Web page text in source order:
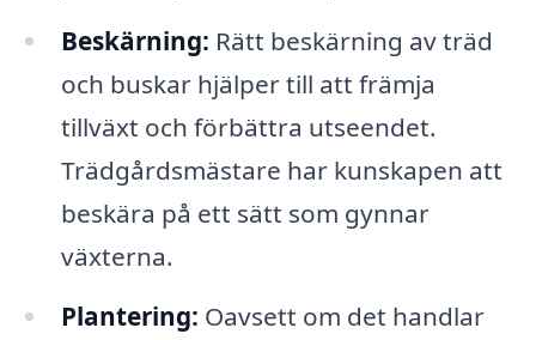
Beskärning: Rätt beskärning av träd
och buskar hjälper till att främja
tillväxt och förbättra utseendet.
Trädgårdsmästare har kunskapen att
beskära på ett sätt som gynnar
växterna.
Plantering: Oavsett om det handlar